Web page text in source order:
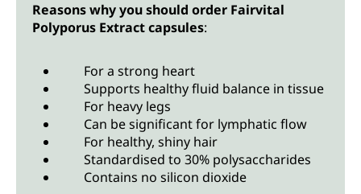
Reasons why you should order Fairvital
Polyporus Extract capsules:
For a strong heart
Supports healthy fluid balance in tissue
For heavy legs
Can be significant for lymphatic flow
For healthy, shiny hair
Standardised to 30% polysaccharides
Contains no silicon dioxide